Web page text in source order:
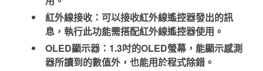
紅外線接收：可以接收紅外線遙控器發出的訊
息，執行此功能需搭配紅外線遙控器使用。
OLED顯示器：1.3吋的OLED螢幕，能顯示感測
器所讀到的數值外，也能用於程式除錯。